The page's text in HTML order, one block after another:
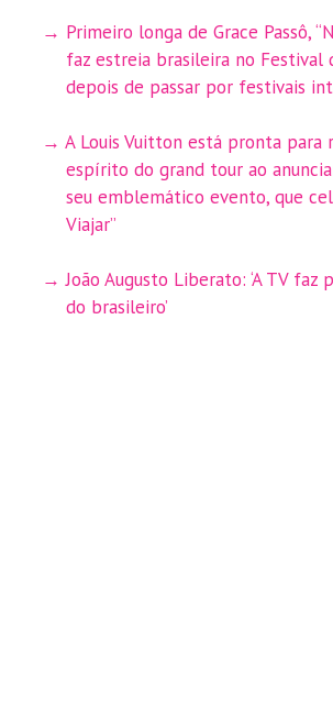
Primeiro longa de Grace Passô,
faz estreia brasileira no Festival
depois de passar por festivais
A Louis Vuitton está pronta para
espírito do grand tour ao
seu emblemático evento, que
Viajar”
João Augusto Liberato: ‘A TV
do brasileiro’